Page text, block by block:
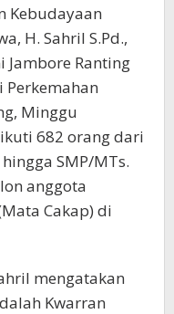
Kebudayaan
H. Sahril S.Pd.,
Jambore Ranting
Perkemahan
Minggu
682 orang dari
SMP/MTs.
anggota
Cakap) di
mengatakan
Kwarran